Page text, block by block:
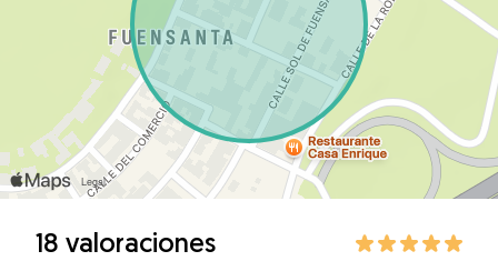
18 valoraciones